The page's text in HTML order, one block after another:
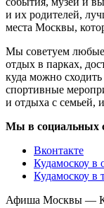
и их родителей,
места Москвы,
Мы советуем
отдых в парках,
куда можно
спортивные
и отдыха с семьей,
Мы в социальных
Вконтакте
Кудамоскоу в
Кудамоскоу в
Афиша Москвы —